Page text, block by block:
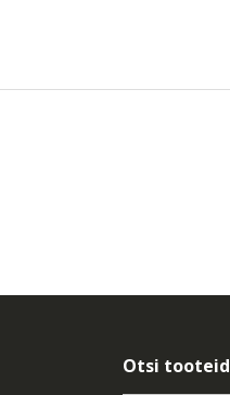
Otsi tooteid